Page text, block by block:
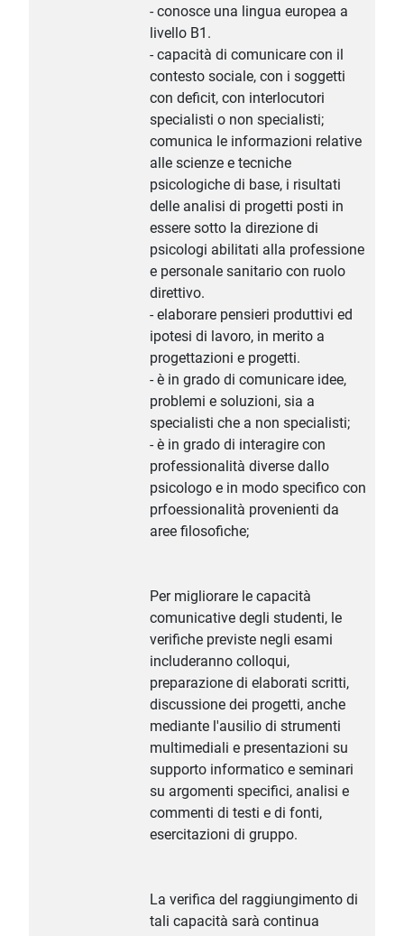
- conosce una lingua europea a
livello B1.
- capacità di comunicare con il
contesto sociale, con i soggetti
con deficit, con interlocutori
specialisti o non specialisti;
comunica le informazioni relative
alle scienze e tecniche
psicologiche di base, i risultati
delle analisi di progetti posti in
essere sotto la direzione di
psicologi abilitati alla professione
e personale sanitario con ruolo
direttivo.
- elaborare pensieri produttivi ed
ipotesi di lavoro, in merito a
progettazioni e progetti.
- è in grado di comunicare idee,
problemi e soluzioni, sia a
specialisti che a non specialisti;
- è in grado di interagire con
professionalità diverse dallo
psicologo e in modo specifico con
prfoessionalità provenienti da
aree filosofiche;
Per migliorare le capacità
comunicative degli studenti, le
verifiche previste negli esami
includeranno colloqui,
preparazione di elaborati scritti,
discussione dei progetti, anche
mediante l'ausilio di strumenti
multimediali e presentazioni su
supporto informatico e seminari
su argomenti specifici, analisi e
commenti di testi e di fonti,
esercitazioni di gruppo.
La verifica del raggiungimento di
tali capacità sarà continua